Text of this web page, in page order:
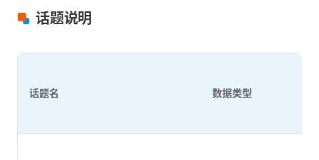
话题说明
话题名 数据类型